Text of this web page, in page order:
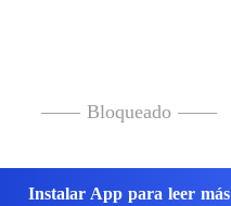
—— Bloqueado ——
Instalar App para leer más